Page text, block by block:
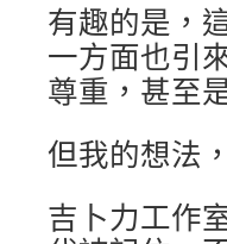
有趣的是，
一方面也引
尊重，甚至
但我的想法
吉卜力工作